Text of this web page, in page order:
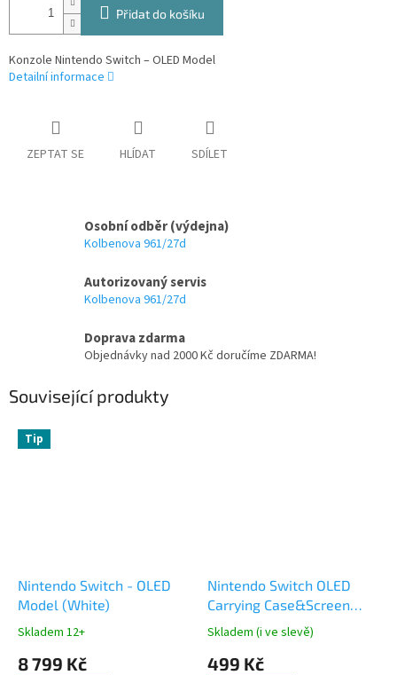
Přidat do košíku
Konzole Nintendo Switch – OLED Model
Detailní informace
ZEPTAT SE HLÍDAT SDÍLET
Osobní odběr (výdejna)
Kolbenova 961/27d
Autorizovaný servis
Kolbenova 961/27d
Doprava zdarma
Objednávky nad 2000 Kč doručíme ZDARMA!
Související produkty
Tip
Nintendo Switch - OLED
Model (White)
Skladem 12+
8 799 Kč
Nintendo Switch OLED
Carrying Case&Screen
Protect.
Skladem (i ve slevě)
499 Kč